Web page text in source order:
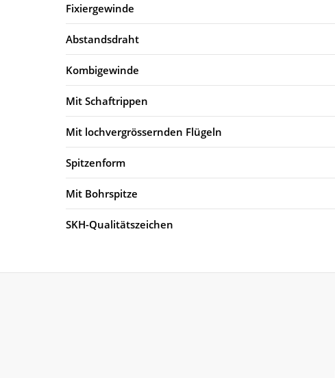
Fixiergewinde
Abstandsdraht
Kombigewinde
Mit Schaftrippen
Mit lochvergrössernden Flügeln
Spitzenform
Mit Bohrspitze
SKH-Qualitätszeichen